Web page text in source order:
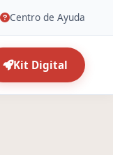
Centro de Ayuda
Kit Digital